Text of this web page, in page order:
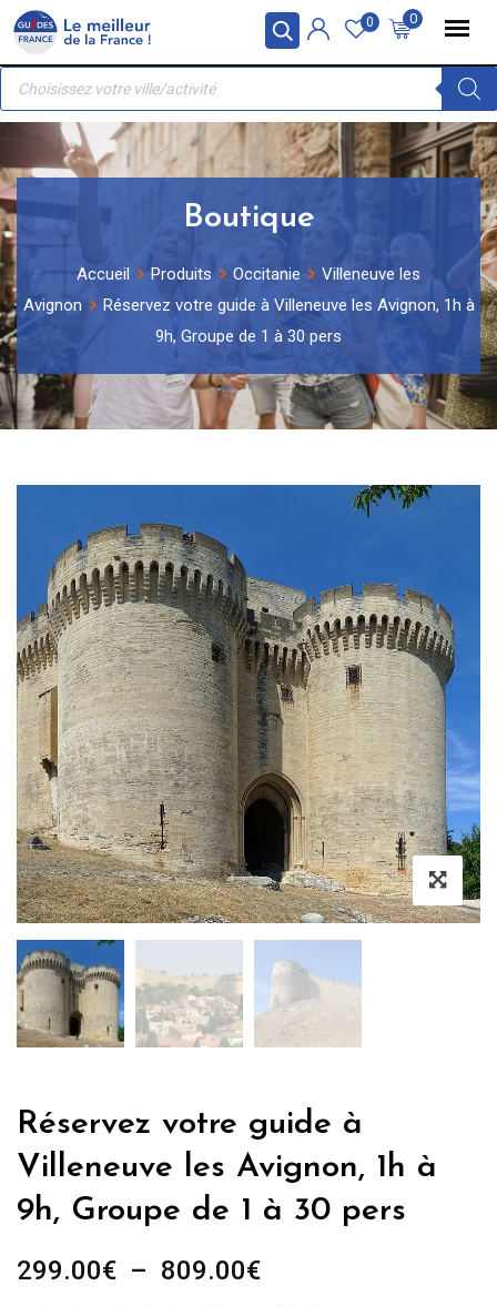
Panneau de gestion des cookies
Skip
content
0
0
Recherche
produits
Boutique
Accueil Produits Occitanie
Villeneuve les
Avignon
Réservez votre guide à Villeneuve les Avignon, 1h à
9h, Groupe de 1 à 30 pers
Réservez votre guide à
Villeneuve les Avignon, 1h à
9h, Groupe de 1 à 30 pers
299.00€ – 809.00€Plage